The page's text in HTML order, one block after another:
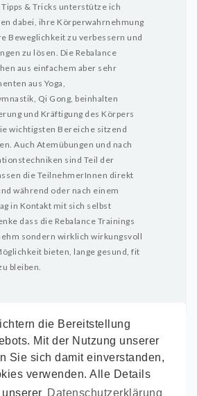
die Bereitstellung
Mit der Nutzung unserer
Sie sich damit einverstanden,
verwenden. Alle Details
Datenschutzerklärung
& Tricks unterstütze ich
dabei, ihre Körperwahrnehmung
Beweglichkeit zu verbessern und
zu lösen. Die Rebalance
aus einfachem aber sehr
aus Yoga,
Qi Gong, beinhalten
und Kräftigung des Körpers
wichtigsten Bereiche sitzend
Auch Atemübungen und nach
sind Teil der
die TeilnehmerInnen direkt
während oder nach einem
in Kontakt mit sich selbst
dass die Rebalance Trainings
sondern wirklich wirkungsvoll
bieten, lange gesund, fit
bleiben.